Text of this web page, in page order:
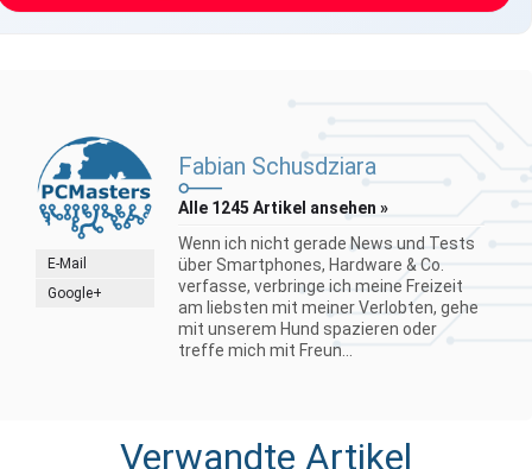
E-Mail
Google+
Fabian Schusdziara
Alle 1245 Artikel ansehen »
Wenn ich nicht gerade News und Tests
über Smartphones, Hardware & Co.
verfasse, verbringe ich meine Freizeit
am liebsten mit meiner Verlobten, gehe
mit unserem Hund spazieren oder
treffe mich mit Freun...
Verwandte Artikel